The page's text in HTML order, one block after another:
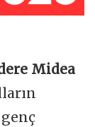
Midea